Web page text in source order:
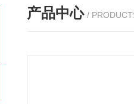
产品中心 /